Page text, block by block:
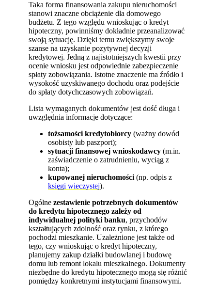
Taka forma finansowania zakupu nieruchomości
stanowi znaczne obciążenie dla domowego
budżetu. Z tego względu wnioskując o kredyt
hipoteczny, powinniśmy dokładnie przeanalizować
swoją sytuację. Dzięki temu zwiększymy swoje
szanse na uzyskanie pozytywnej decyzji
kredytowej. Jedną z najistotniejszych kwestii przy
ocenie wniosku jest odpowiednie zabezpieczenie
spłaty zobowiązania. Istotne znaczenie ma źródło i
wysokość uzyskiwanego dochodu oraz podejście
do spłaty dotychczasowych zobowiązań.
Lista wymaganych dokumentów jest dość długa i
uwzględnia informacje dotyczące:
tożsamości kredytobiorcy (ważny dowód
osobisty lub paszport);
sytuacji finansowej wnioskodawcy (m.in.
zaświadczenie o zatrudnieniu, wyciąg z
konta);
kupowanej nieruchomości (np. odpis z
księgi wieczystej).
Ogólnezestawienie potrzebnych dokumentów
do kredytu hipotecznego zależy od
indywidualnej polityki banku, przychodów
kształtujących zdolność oraz rynku, z którego
pochodzi mieszkanie. Uzależnione jest także od
tego, czy wnioskując o kredyt hipoteczny,
planujemy zakup działki budowlanej i budowę
domu lub remont lokalu mieszkalnego. Dokumenty
niezbędne do kredytu hipotecznego mogą się różnić
pomiędzy konkretnymi instytucjami finansowymi.